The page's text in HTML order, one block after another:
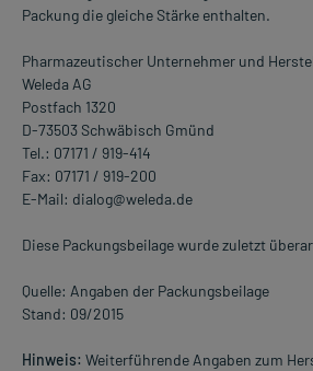
Packung die gleiche Stärke enthalten.
Pharmazeutischer Unternehmer und
Weleda AG
Postfach 1320
D-73503 Schwäbisch Gmünd
Tel.: 07171 / 919-414
Fax: 07171 / 919-200
E-Mail: dialog@weleda.de
Diese Packungsbeilage wurde zuletzt
Quelle: Angaben der Packungsbeilage
Stand: 09/2015
Hinweis: Weiterführende Angaben zum